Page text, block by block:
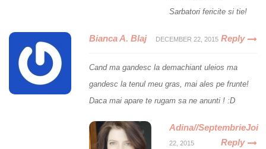
Sarbatori fericite si tie!
Bianca A. Blaj DECEMBER 22, 2015 Reply
Cand ma gandesc la demachiant uleios ma
gandesc la tenul meu gras, mai ales pe frunte!
Daca mai apare te rugam sa ne anunti ! :D
Adina//SeptembrieJoi
22, 2015 Reply